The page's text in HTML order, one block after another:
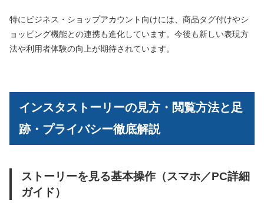
特にビジネス・ショップアカウント向けには、商品タグ付けやシ
ョッピング機能との連携も進化しています。今後も新しい表現方
法や利用者体験の向上が期待されています。
インスタストーリーの見方・閲覧方法と足
跡・プライバシー徹底解説
ストーリーを見る基本操作（スマホ／PC詳細
ガイド）